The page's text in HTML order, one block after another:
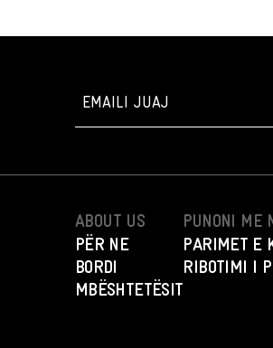
ABOUT US
PËR NE
BORDI
MBËSHTETËSIT
PUNONI ME
PARIMET E
RIBOTIMI I